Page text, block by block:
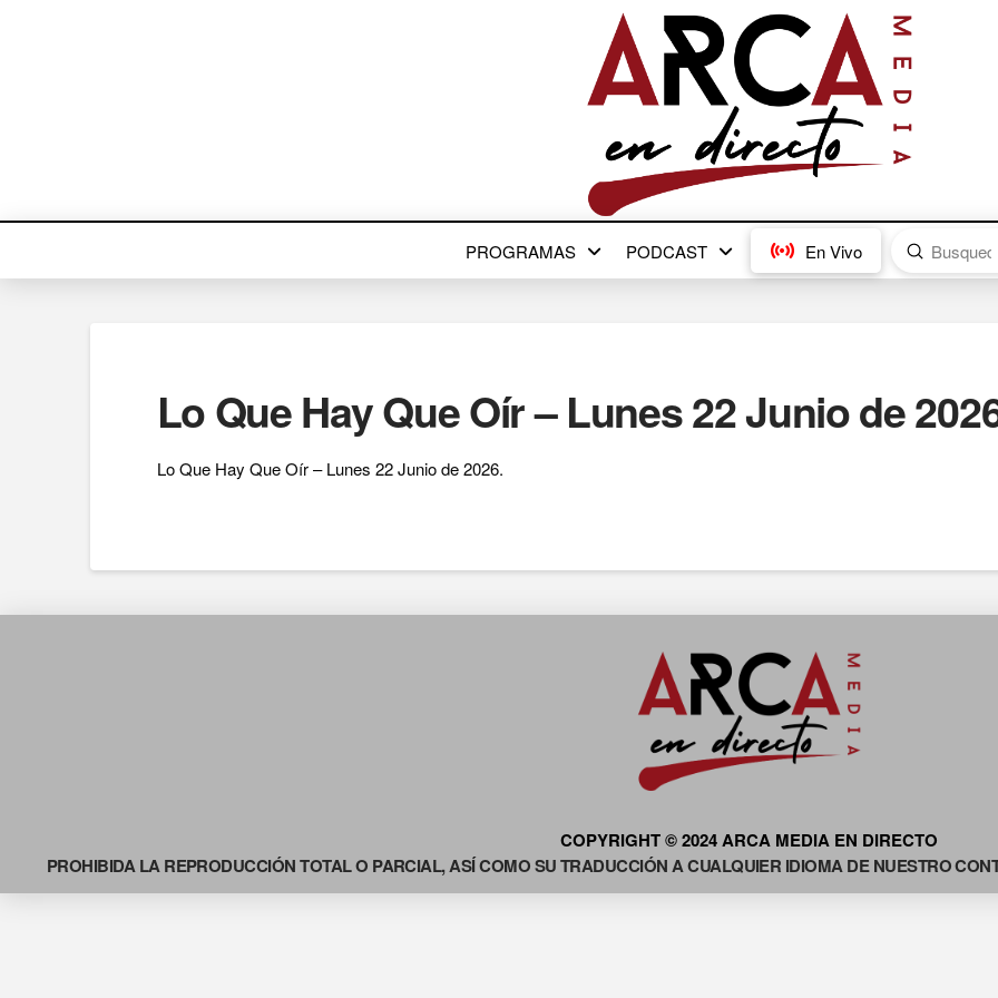
PROGRAMAS PODCAST En Vivo
Search
Submit
Lo Que Hay Que Oír – Lunes 22 Junio de
Lo Que Hay Que Oír – Lunes 22 Junio de 2026.
COPYRIGHT © 2024 ARCA MEDIA EN DIRECTO
PROHIBIDA LA REPRODUCCIÓN TOTAL O PARCIAL, ASÍ COMO SU TRADUCCIÓN A CUALQUIER IDIOMA DE NUESTRO